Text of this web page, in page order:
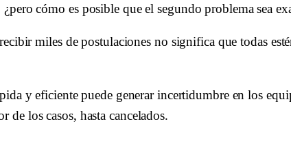
cómo es posible que el segundo problema sea
miles de postulaciones no significa que todas
y eficiente puede generar incertidumbre en los
de los casos, hasta cancelados.